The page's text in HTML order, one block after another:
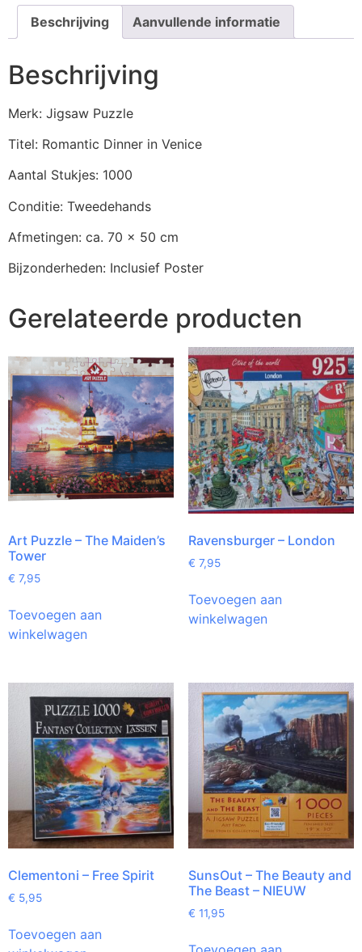
Beschrijving Aanvullende informatie
Beschrijving
Merk: Jigsaw Puzzle
Titel: Romantic Dinner in Venice
Aantal Stukjes: 1000
Conditie: Tweedehands
Afmetingen: ca. 70 x 50 cm
Bijzonderheden: Inclusief Poster
Gerelateerde producten
Art Puzzle – The Maiden’s
Tower
€ 7,95
Toevoegen aan
winkelwagen
Ravensburger – London
€ 7,95
Toevoegen aan
winkelwagen
Clementoni – Free Spirit
€ 5,95
Toevoegen aan
SunsOut – The Beauty and
The Beast – NIEUW
€ 11,95